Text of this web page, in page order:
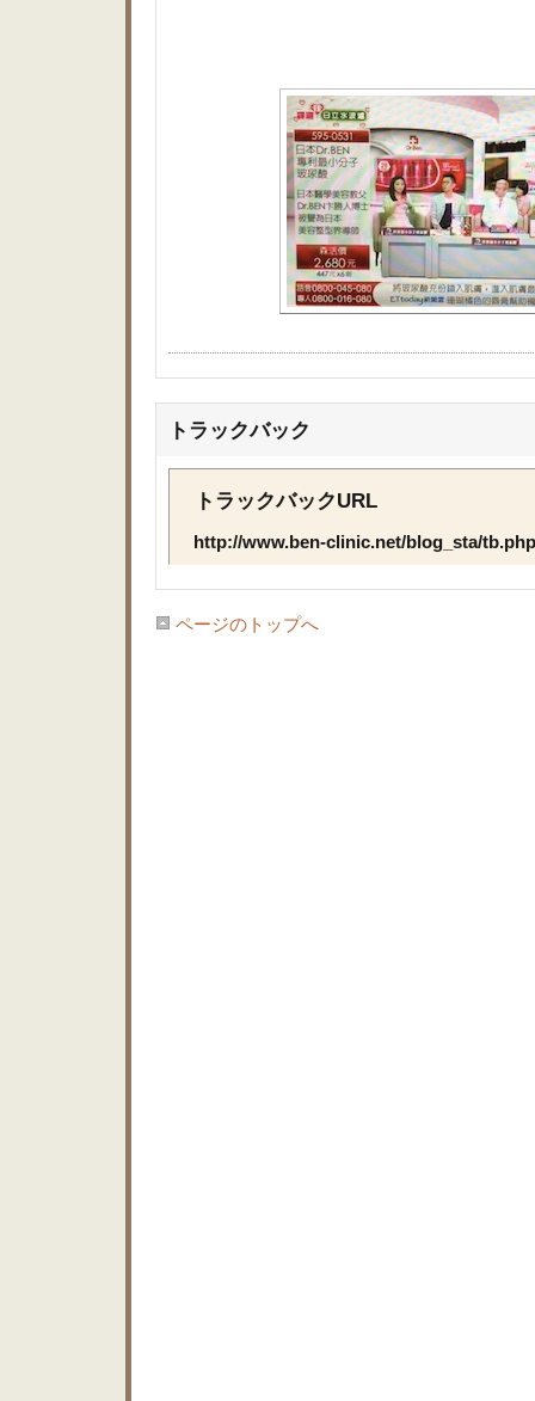
トラックバック
トラックバックURL
http://www.ben-clinic.net/blog_sta/
ページのトップへ